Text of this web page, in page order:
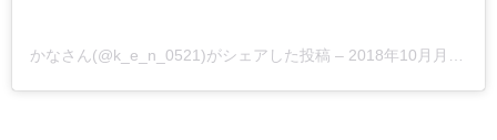
かなさん(@k_e_n_0521)がシェアした投稿 – 2018年10月月20日午後5時37分PDT